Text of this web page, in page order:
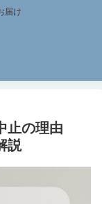
届け
止の理由
説